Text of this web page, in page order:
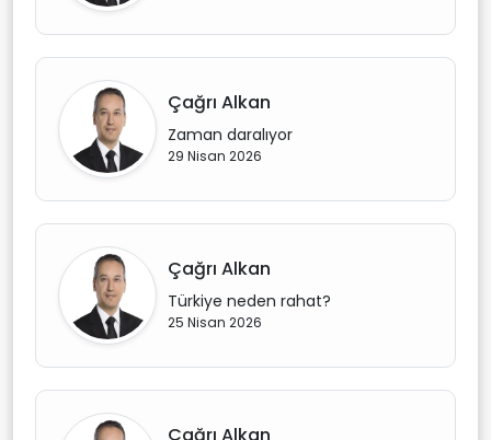
Çağrı Alkan
Zaman daralıyor
29 Nisan 2026
Çağrı Alkan
Türkiye neden rahat?
25 Nisan 2026